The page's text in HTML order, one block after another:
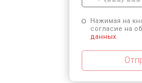
Нажимая на
согласие на
данных.